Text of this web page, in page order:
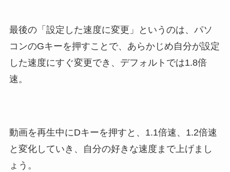
最後の「設定した速度に変更」というのは、パソ
コンのGキーを押すことで、あらかじめ自分が設定
した速度にすぐ変更でき、デフォルトでは1.8倍
速。
動画を再生中にDキーを押すと、1.1倍速、1.2倍速
と変化していき、自分の好きな速度まで上げまし
ょう。